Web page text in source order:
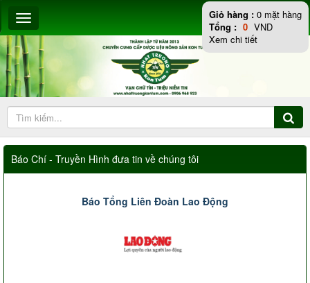
Báo Chí - Truyền Hình đưa tin về chúng tôi
Báo Tổng Liên Đoàn Lao Động
Giỏ hàng : 0 mặt hàng
Tổng : 0 VND
Xem chi tiết